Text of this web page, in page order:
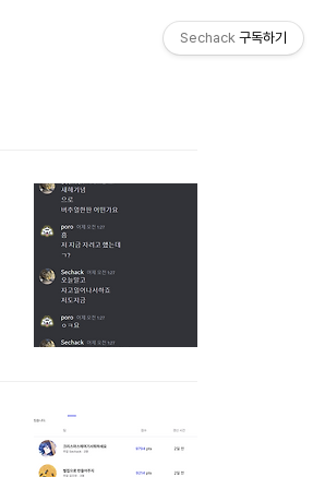
Sechack 구독하기